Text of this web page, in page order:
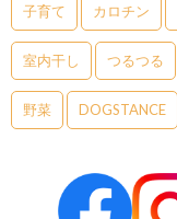
子育て カロチン
室内干し つるつる
野菜 DOGSTANCE